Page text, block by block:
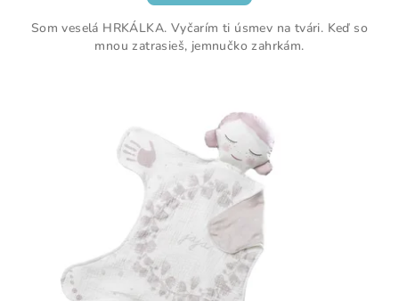
Som veselá HRKÁLKA. Vyčarím ti úsmev na tvári. Keď so
mnou zatrasieš, jemnučko zahrkám.